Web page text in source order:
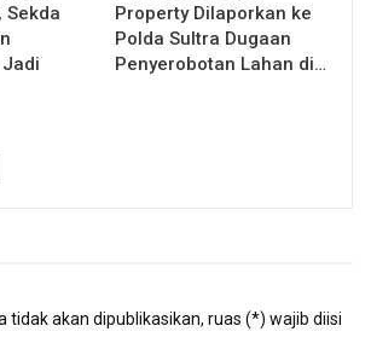
Sekda
Property Dilaporkan ke
Polda Sultra Dugaan
Penyerobotan Lahan di…
tidak akan dipublikasikan, ruas (*) wajib diisi